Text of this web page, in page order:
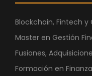
Blockchain, Fintech
Master en Gestión
Fusiones,
Formación en